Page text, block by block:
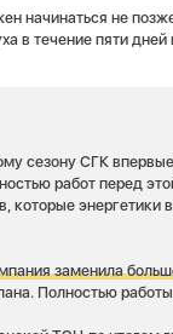
начинаться не
в течение пяти
сезону СГК
работ перед
которые
заменила
Полностью